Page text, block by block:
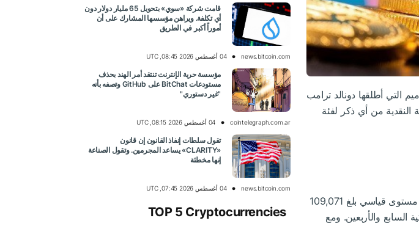
التي أطلقها دونالد ترامب
النقدية من أي ذكر لفئة
وصلت عملة البيتكوين، وهي أكبر عملة رقمية مشفرة من حيث القيمة السوقية، إلى مستوى قياسي بلغ 109,071
السابع والأربعين. ومع
قامت شركة «سوي» بتحويل 65 مليار دولار دون
أي تكلفة. ويراهن مؤسسها المشارك على أن
أموراً أكبر في الطريق
news.bitcoin.com 04 أغسطس 2026 08:45, UTC
مؤسسة حرية الإنترنت تنتقد أمر الهند بحذف
مستودعات BitChat على GitHub وتصفه بأنه
"غير دستوري"
cointelegraph.com.ar 04 أغسطس 2026 08:15, UTC
تقول سلطات إنفاذ القانون إن قانون
«CLARITY» يساعد المجرمين. وتقول الصناعة
إنها مخطئة
news.bitcoin.com 04 أغسطس 2026 07:45, UTC
TOP 5 Cryptocurrencies